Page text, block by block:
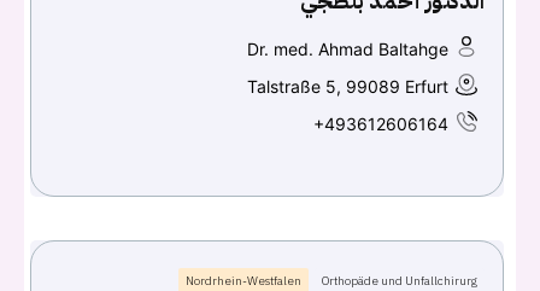
Facebook
Continue withGoogle
Dr. med. Ahmad Baltahge
Talstraße 5, 99089 Erfurt
+493612606164
Orthopäde und Unfallchirurg
Nordrhein-Westfalen